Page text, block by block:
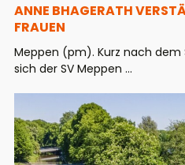
ANNE BHAGERATH
FRAUEN
Meppen (pm). Kurz nach dem
sich der SV Meppen ...